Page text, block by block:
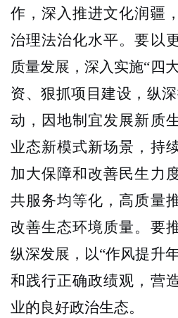
作，深入推进文化润疆
治理法治化水平。要以
质量发展，深入实施“四
资、狠抓项目建设，纵
动，因地制宜发展新质
业态新模式新场景，持
加大保障和改善民生力
共服务均等化，高质量
改善生态环境质量。要
纵深发展，以“作风提升
和践行正确政绩观，营
业的良好政治生态。